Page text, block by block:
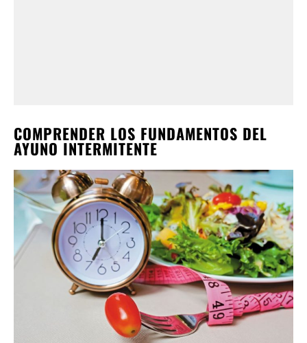
COMPRENDER LOS FUNDAMENTOS DEL
AYUNO INTERMITENTE